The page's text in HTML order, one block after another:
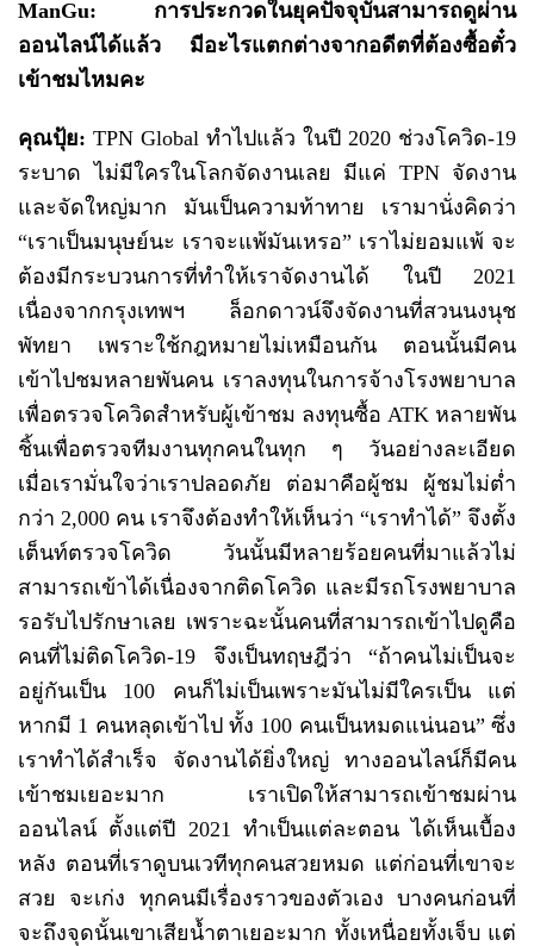
ManGu: การประกวดในยุคปัจจุบันสามารถดูผ่าน
ออนไลน์ได้แล้ว มีอะไรแตกต่างจากอดีตที่ต้องซื้อตั๋ว
เข้าชมไหมคะ
คุณปุ้ย: TPN Global ทำไปแล้ว ในปี 2020 ช่วงโควิด-19
ระบาด ไม่มีใครในโลกจัดงานเลย มีแค่ TPN จัดงาน
และจัดใหญ่มาก มันเป็นความท้าทาย เรามานั่งคิดว่า
“เราเป็นมนุษย์นะ เราจะแพ้มันเหรอ” เราไม่ยอมแพ้ จะ
ต้องมีกระบวนการที่ทำให้เราจัดงานได้ ในปี 2021
เนื่องจากกรุงเทพฯ ล็อกดาวน์จึงจัดงานที่สวนนงนุช
พัทยา เพราะใช้กฎหมายไม่เหมือนกัน ตอนนั้นมีคน
เข้าไปชมหลายพันคน เราลงทุนในการจ้างโรงพยาบาล
เพื่อตรวจโควิดสำหรับผู้เข้าชม ลงทุนซื้อ ATK หลายพัน
ชิ้นเพื่อตรวจทีมงานทุกคนในทุก ๆ วันอย่างละเอียด
เมื่อเรามั่นใจว่าเราปลอดภัย ต่อมาคือผู้ชม ผู้ชมไม่ต่ำ
กว่า 2,000 คน เราจึงต้องทำให้เห็นว่า “เราทำได้” จึงตั้ง
เต็นท์ตรวจโควิด วันนั้นมีหลายร้อยคนที่มาแล้วไม่
สามารถเข้าได้เนื่องจากติดโควิด และมีรถโรงพยาบาล
รอรับไปรักษาเลย เพราะฉะนั้นคนที่สามารถเข้าไปดูคือ
คนที่ไม่ติดโควิด-19 จึงเป็นทฤษฎีว่า “ถ้าคนไม่เป็นจะ
อยู่กันเป็น 100 คนก็ไม่เป็นเพราะมันไม่มีใครเป็น แต่
หากมี 1 คนหลุดเข้าไป ทั้ง 100 คนเป็นหมดแน่นอน” ซึ่ง
เราทำได้สำเร็จ จัดงานได้ยิ่งใหญ่ ทางออนไลน์ก็มีคน
เข้าชมเยอะมาก เราเปิดให้สามารถเข้าชมผ่าน
ออนไลน์ ตั้งแต่ปี 2021 ทำเป็นแต่ละตอน ได้เห็นเบื้อง
หลัง ตอนที่เราดูบนเวทีทุกคนสวยหมด แต่ก่อนที่เขาจะ
สวย จะเก่ง ทุกคนมีเรื่องราวของตัวเอง บางคนก่อนที่
จะถึงจุดนั้นเขาเสียน้ำตาเยอะมาก ทั้งเหนื่อยทั้งเจ็บ แต่